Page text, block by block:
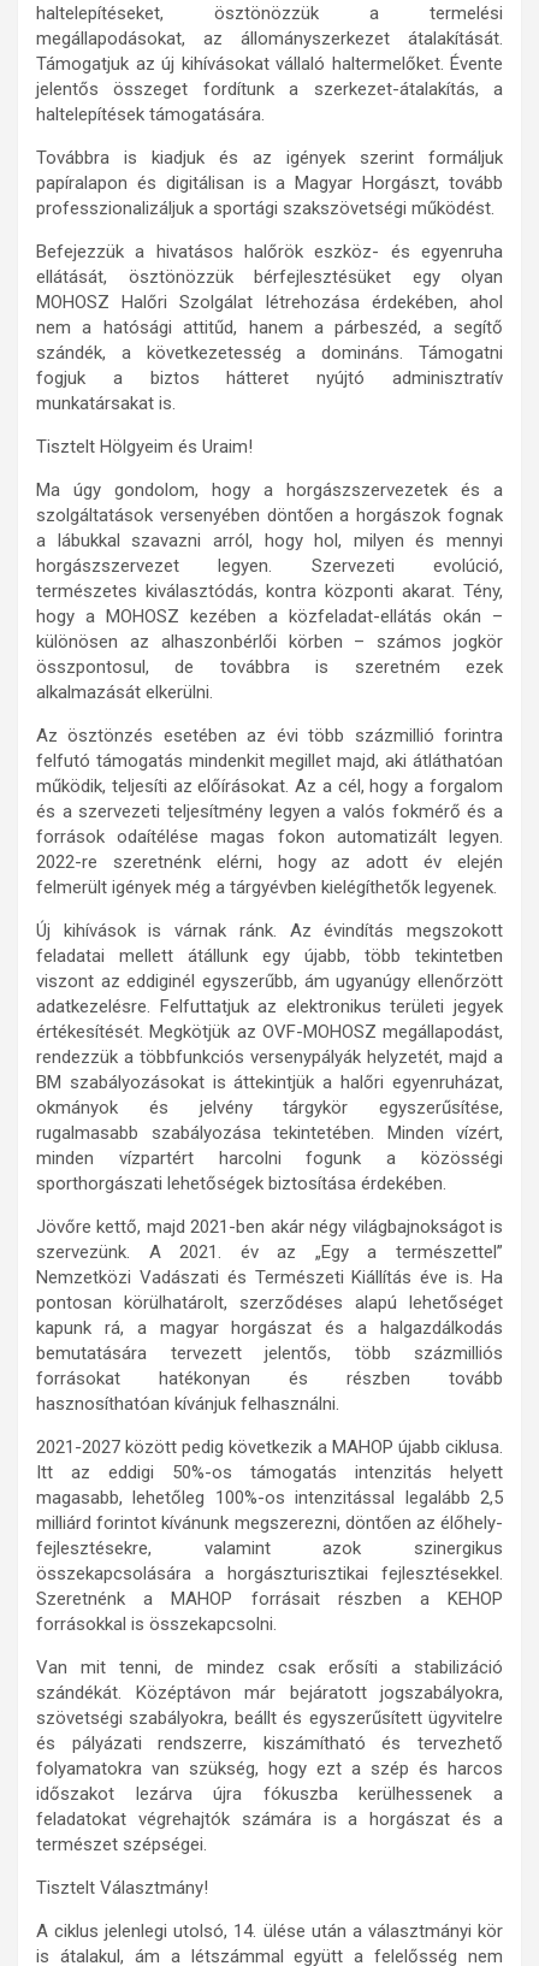
haltelepítéseket, ösztönözzük a termelési
megállapodásokat, az állományszerkezet átalakítását.
Támogatjuk az új kihívásokat vállaló haltermelőket. Évente
jelentős összeget fordítunk a szerkezet-átalakítás, a
haltelepítések támogatására.
Továbbra is kiadjuk és az igények szerint formáljuk
papíralapon és digitálisan is a Magyar Horgászt, tovább
professzionalizáljuk a sportági szakszövetségi működést.
Befejezzük a hivatásos halőrök eszköz- és egyenruha
ellátását, ösztönözzük bérfejlesztésüket egy olyan
MOHOSZ Halőri Szolgálat létrehozása érdekében, ahol
nem a hatósági attitűd, hanem a párbeszéd, a segítő
szándék, a következetesség a domináns. Támogatni
fogjuk a biztos hátteret nyújtó adminisztratív
munkatársakat is.
Tisztelt Hölgyeim és Uraim!
Ma úgy gondolom, hogy a horgászszervezetek és a
szolgáltatások versenyében döntően a horgászok fognak
a lábukkal szavazni arról, hogy hol, milyen és mennyi
horgászszervezet legyen. Szervezeti evolúció,
természetes kiválasztódás, kontra központi akarat. Tény,
hogy a MOHOSZ kezében a közfeladat-ellátás okán –
különösen az alhaszonbérlői körben – számos jogkör
összpontosul, de továbbra is szeretném ezek
alkalmazását elkerülni.
Az ösztönzés esetében az évi több százmillió forintra
felfutó támogatás mindenkit megillet majd, aki átláthatóan
működik, teljesíti az előírásokat. Az a cél, hogy a forgalom
és a szervezeti teljesítmény legyen a valós fokmérő és a
források odaítélése magas fokon automatizált legyen.
2022-re szeretnénk elérni, hogy az adott év elején
felmerült igények még a tárgyévben kielégíthetők legyenek.
Új kihívások is várnak ránk. Az évindítás megszokott
feladatai mellett átállunk egy újabb, több tekintetben
viszont az eddiginél egyszerűbb, ám ugyanúgy ellenőrzött
adatkezelésre. Felfuttatjuk az elektronikus területi jegyek
értékesítését. Megkötjük az OVF-MOHOSZ megállapodást,
rendezzük a többfunkciós versenypályák helyzetét, majd a
BM szabályozásokat is áttekintjük a halőri egyenruházat,
okmányok és jelvény tárgykör egyszerűsítése,
rugalmasabb szabályozása tekintetében. Minden vízért,
minden vízpartért harcolni fogunk a közösségi
sporthorgászati lehetőségek biztosítása érdekében.
Jövőre kettő, majd 2021-ben akár négy világbajnokságot is
szervezünk. A 2021. év az „Egy a természettel”
Nemzetközi Vadászati és Természeti Kiállítás éve is. Ha
pontosan körülhatárolt, szerződéses alapú lehetőséget
kapunk rá, a magyar horgászat és a halgazdálkodás
bemutatására tervezett jelentős, több százmilliós
forrásokat hatékonyan és részben tovább
hasznosíthatóan kívánjuk felhasználni.
2021-2027 között pedig következik a MAHOP újabb ciklusa.
Itt az eddigi 50%-os támogatás intenzitás helyett
magasabb, lehetőleg 100%-os intenzitással legalább 2,5
milliárd forintot kívánunk megszerezni, döntően az élőhely-
fejlesztésekre, valamint azok szinergikus
összekapcsolására a horgászturisztikai fejlesztésekkel.
Szeretnénk a MAHOP forrásait részben a KEHOP
forrásokkal is összekapcsolni.
Van mit tenni, de mindez csak erősíti a stabilizáció
szándékát. Középtávon már bejáratott jogszabályokra,
szövetségi szabályokra, beállt és egyszerűsített ügyvitelre
és pályázati rendszerre, kiszámítható és tervezhető
folyamatokra van szükség, hogy ezt a szép és harcos
időszakot lezárva újra fókuszba kerülhessenek a
feladatokat végrehajtók számára is a horgászat és a
természet szépségei.
Tisztelt Választmány!
A ciklus jelenlegi utolsó, 14. ülése után a választmányi kör
is átalakul, ám a létszámmal együtt a felelősség nem